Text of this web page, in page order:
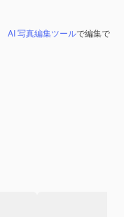
AI 写真編集ツールで編集で